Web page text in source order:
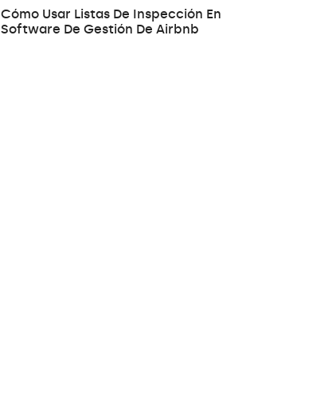
Cómo Usar Listas De Inspección En
Software De Gestión De Airbnb